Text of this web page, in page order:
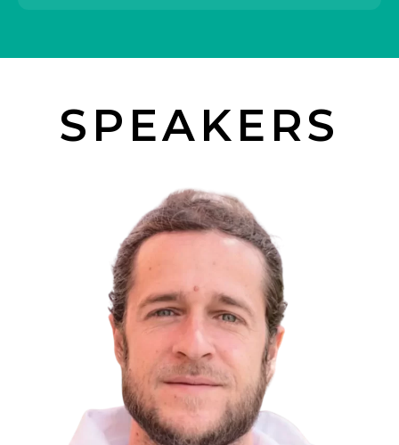
SPEAKERS